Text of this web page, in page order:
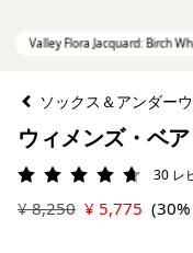
ソックス＆アンダー
ウィメンズ・ベ
評価: 4.7 / 5
30 レ
¥ 8,250 ¥ 5,775